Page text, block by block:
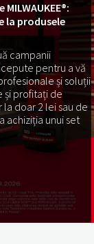
la produsele
campanii
pentru a vă
și soluții
și profitați de
doar 2 lei sau de
achiziția unui set